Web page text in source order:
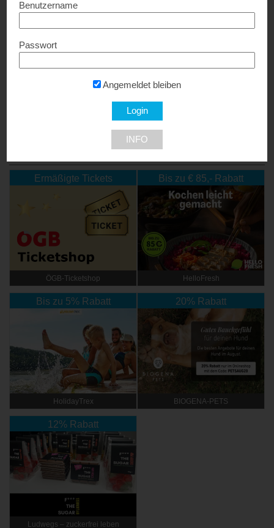
10% Rabatt...
Ermäßigte Tickets
ÖGB-Ticketshop
Bis zu € 85,- Rabatt
HelloFresh
Bis zu 5% Rabatt
HolidayTrex
20% Rabatt
BIOGENA-PETS
12% Rabatt
Ludwegs – zuckerfrei leben
Benutzername
Passwort
Angemeldet bleiben
INFO